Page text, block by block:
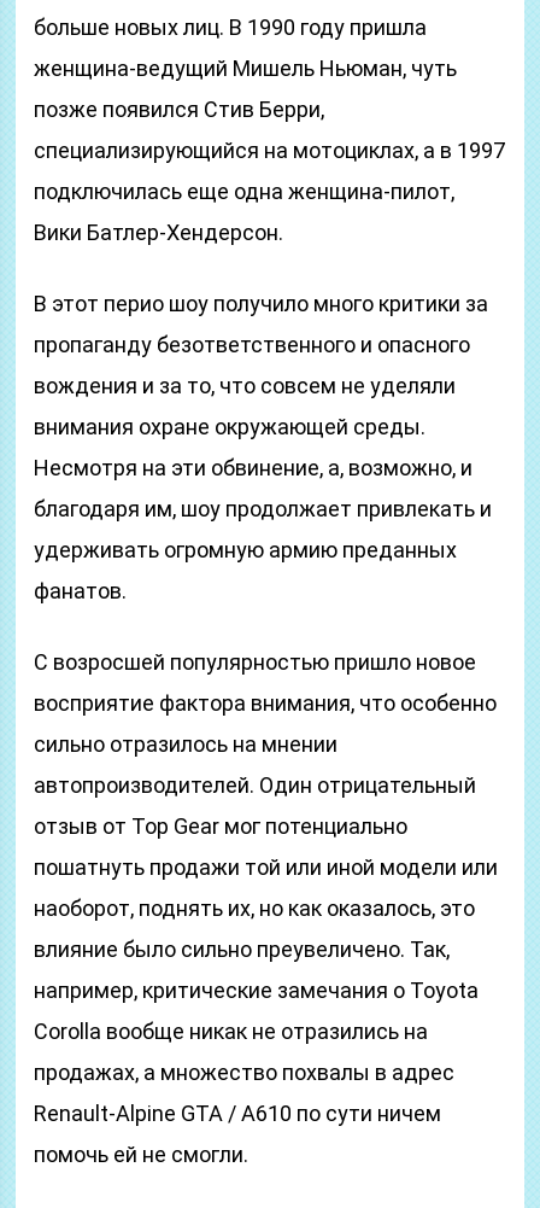
больше новых лиц. В 1990 году пришла
женщина-ведущий Мишель Ньюман, чуть
позже появился Стив Берри,
специализирующийся на мотоциклах, а в 1997
подключилась еще одна женщина-пилот,
Вики Батлер-Хендерсон.
В этот перио шоу получило много критики за
пропаганду безответственного и опасного
вождения и за то, что совсем не уделяли
внимания охране окружающей среды.
Несмотря на эти обвинение, а, возможно, и
благодаря им, шоу продолжает привлекать и
удерживать огромную армию преданных
фанатов.
С возросшей популярностью пришло новое
восприятие фактора внимания, что особенно
сильно отразилось на мнении
автопроизводителей. Один отрицательный
отзыв от Top Gear мог потенциально
пошатнуть продажи той или иной модели или
наоборот, поднять их, но как оказалось, это
влияние было сильно преувеличено. Так,
например, критические замечания о Toyota
Corolla вообще никак не отразились на
продажах, а множество похвалы в адрес
Renault-Alpine GTA / A610 по сути ничем
помочь ей не смогли.